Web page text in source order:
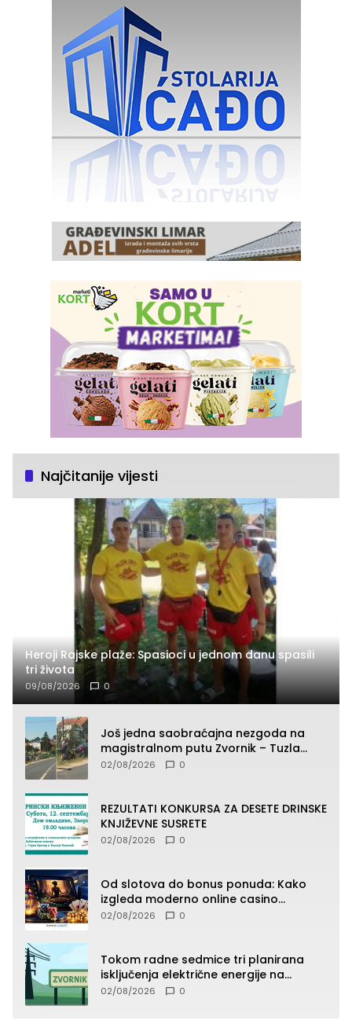
Najčitanije vijesti
Heroji Rajske plaže: Spasioci u jednom danu spasili
tri života
09/08/2026 0
Još jedna saobraćajna nezgoda na
magistralnom putu Zvornik – Tuzla
(FOTO)
02/08/2026 0
REZULTATI KONKURSA ZA DESETE DRINSKE
KNJIŽEVNE SUSRETE
02/08/2026 0
Od slotova do bonus ponuda: Kako
izgleda moderno online casino
iskustvo
02/08/2026 0
Tokom radne sedmice tri planirana
isključenja električne energije na
području TJ Zvornik
02/08/2026 0